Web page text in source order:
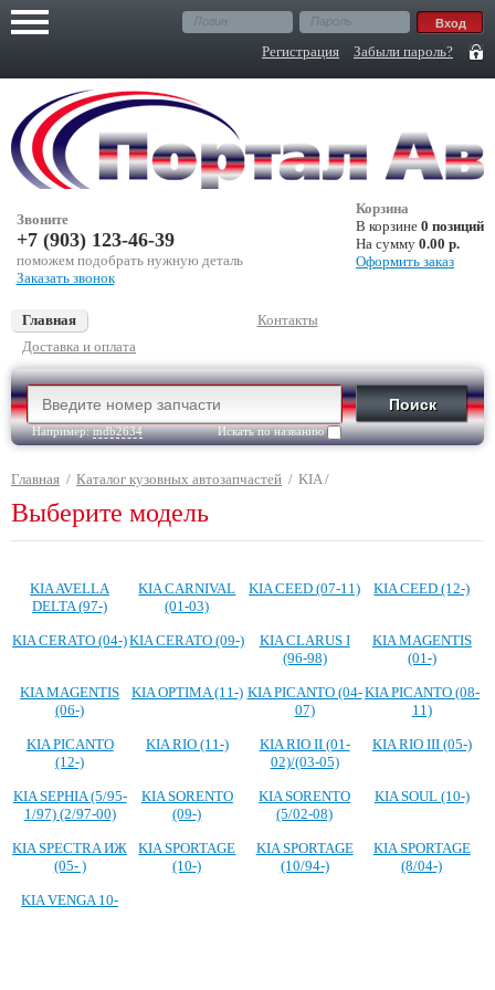
Регистрация Забыли пароль?
Корзина
В корзине 0 позиций
На сумму 0.00 р.
Оформить заказ
Звоните
+7 (903) 123-46-39
поможем подобрать нужную деталь
Заказать звонок
Главная
Контакты
Доставка и оплата
Например:mdb2634 Искать по названию
Главная / Каталог кузовных автозапчастей / KIA/
Выберите модель
KIA AVELLA
DELTA (97-)
KIA CARNIVAL
(01-03)
KIA CEED (07-11) KIA CEED (12-)
KIA CERATO (04-)KIA CERATO (09-)
KIA CLARUS I
(96-98)
KIA MAGENTIS
(01-)
KIA MAGENTIS
(06-)
KIA OPTIMA (11-) KIA PICANTO (04-
07)
KIA PICANTO (08-
11)
KIA PICANTO
(12-)
KIA RIO (11-)
KIA RIO II (01-
02)/(03-05)
KIA RIO III (05-)
KIA SEPHIA (5/95-
1/97) (2/97-00)
KIA SORENTO
(09-)
KIA SORENTO
(5/02-08)
KIA SOUL (10-)
KIA SPECTRA ИЖ
(05- )
KIA SPORTAGE
(10-)
KIA SPORTAGE
(10/94-)
KIA SPORTAGE
(8/04-)
KIA VENGA 10-